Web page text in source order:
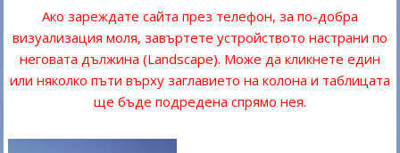
Ако зареждате сайта през телефон, за по-добра
визуализация моля, завъртете устройството настрани по
неговата дължина (Landscape). Може да кликнете един
или няколко пъти върху заглавието на колона и таблицата
ще бъде подредена спрямо нея.